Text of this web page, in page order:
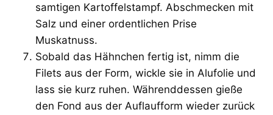
samtigen Kartoffelstampf. Abschmecken mit
Salz und einer ordentlichen Prise
Muskatnuss.
Sobald das Hähnchen fertig ist, nimm die
Filets aus der Form, wickle sie in Alufolie und
lass sie kurz ruhen. Währenddessen gieße
den Fond aus der Auflaufform wieder zurück